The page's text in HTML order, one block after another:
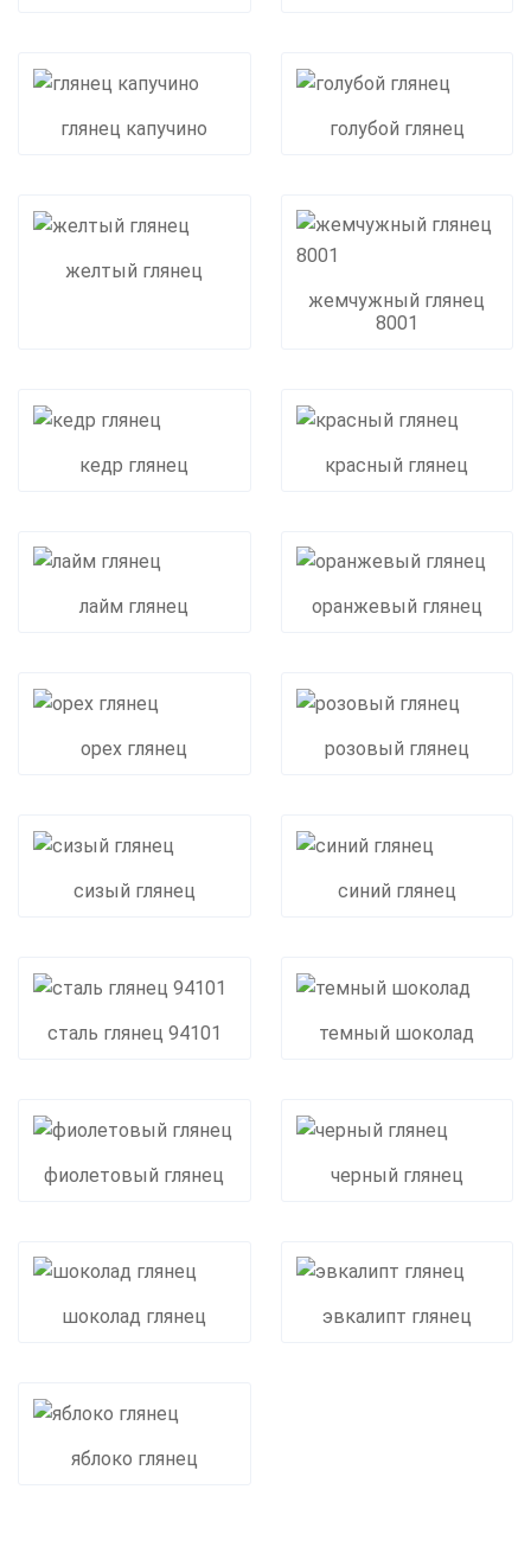
глянец капучино голубой глянец
желтый глянец
жемчужный глянец
8001
кедр глянец красный глянец
лайм глянец оранжевый глянец
орех глянец розовый глянец
сизый глянец синий глянец
сталь глянец 94101 темный шоколад
фиолетовый глянец черный глянец
шоколад глянец эвкалипт глянец
яблоко глянец